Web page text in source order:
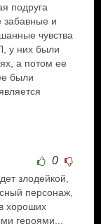
подруга
забавные и
чувства
у них были
а потом ее
были
0
злодейкой,
персонаж,
хороших
героями...